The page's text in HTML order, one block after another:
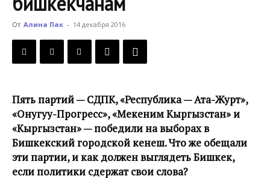
Кыргызстана
От Алина Пак - 14 декабря 2016
Пять партий — СДПК, «Республика — Ата-Журт»,
«Онугуу-Прогресс», «Мекеним Кыргызстан» и
«Кыргызстан» — победили на выборах в
Бишкекский городской кенеш. Что же обещали
эти партии, и как должен выглядеть Бишкек,
если политики сдержат свои слова?